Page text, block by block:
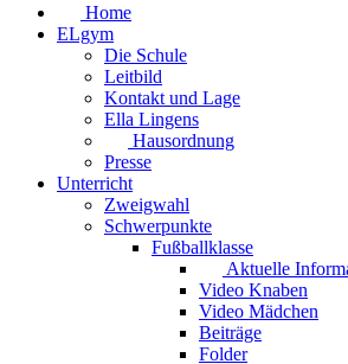
Home
ELgym
Die Schule
Leitbild
Kontakt und Lage
Ella Lingens
Hausordnung
Presse
Unterricht
Zweigwahl
Schwerpunkte
Fußballklasse
Aktuelle
Video Knaben
Video Mädchen
Beiträge
Folder